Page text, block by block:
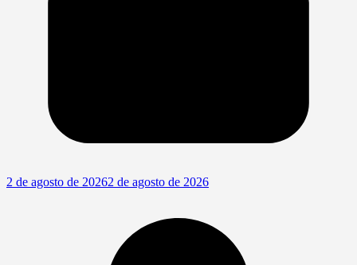
2 de agosto de 20262 de agosto de 2026